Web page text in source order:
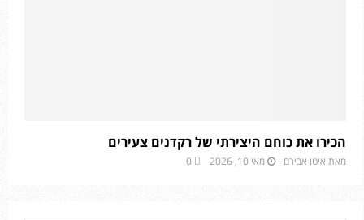
הכירו את כוחם היצירתי של רקדנים צעירים
מאת איטו אבירם מאי 10, 2026 0